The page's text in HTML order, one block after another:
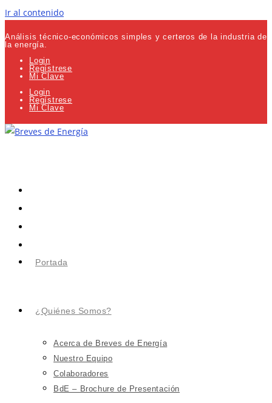
Ir al contenido
Análisis técnico-económicos simples y certeros de la industria de
la energía.
Login
Regístrese
Mi Clave
Login
Regístrese
Mi Clave
Portada
¿Quiénes Somos?
Acerca de Breves de Energía
Nuestro Equipo
Colaboradores
BdE – Brochure de Presentación